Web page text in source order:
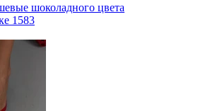
шоколадного цвета
1583